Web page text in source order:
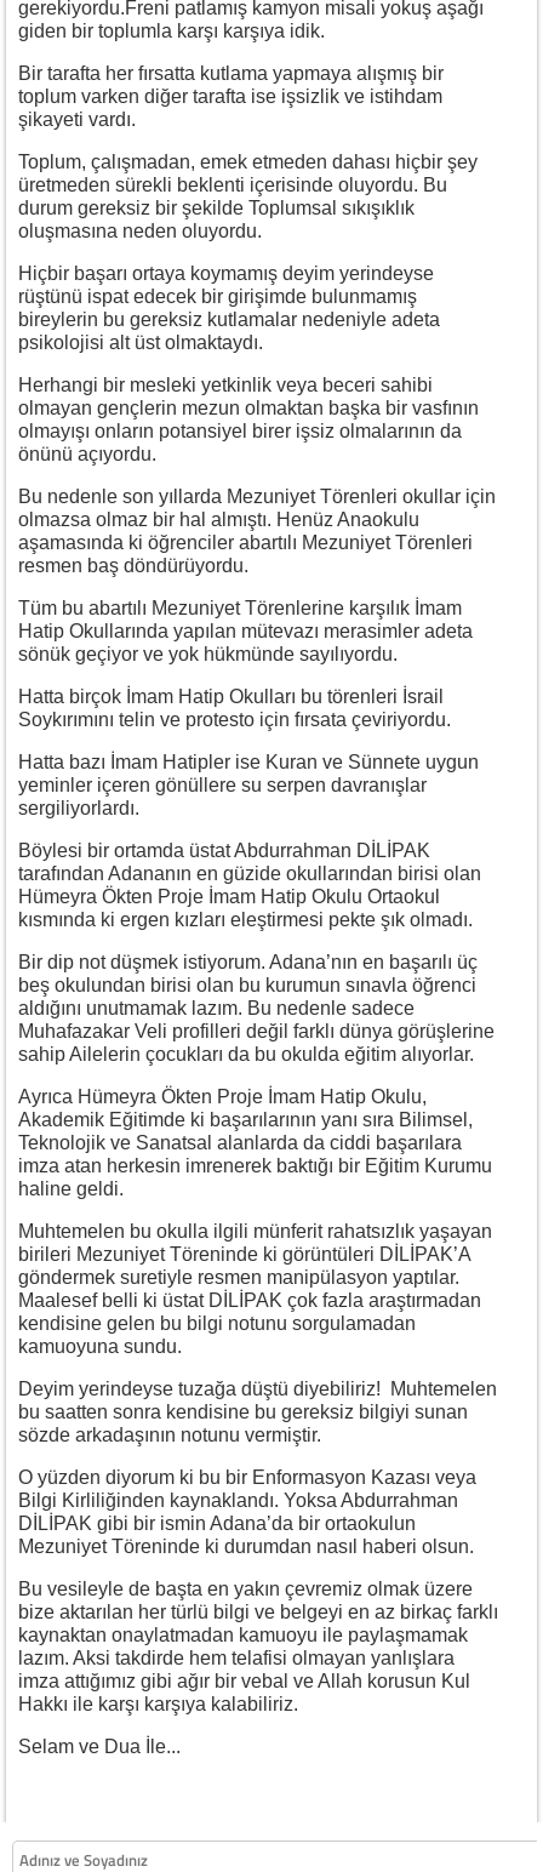
gerekiyordu.Freni patlamış kamyon misali yokuş aşağı
giden bir toplumla karşı karşıya idik.
Bir tarafta her fırsatta kutlama yapmaya alışmış bir
toplum varken diğer tarafta ise işsizlik ve istihdam
şikayeti vardı.
Toplum, çalışmadan, emek etmeden dahası hiçbir şey
üretmeden sürekli beklenti içerisinde oluyordu. Bu
durum gereksiz bir şekilde Toplumsal sıkışıklık
oluşmasına neden oluyordu.
Hiçbir başarı ortaya koymamış deyim yerindeyse
rüştünü ispat edecek bir girişimde bulunmamış
bireylerin bu gereksiz kutlamalar nedeniyle adeta
psikolojisi alt üst olmaktaydı.
Herhangi bir mesleki yetkinlik veya beceri sahibi
olmayan gençlerin mezun olmaktan başka bir vasfının
olmayışı onların potansiyel birer işsiz olmalarının da
önünü açıyordu.
Bu nedenle son yıllarda Mezuniyet Törenleri okullar için
olmazsa olmaz bir hal almıştı. Henüz Anaokulu
aşamasında ki öğrenciler abartılı Mezuniyet Törenleri
resmen baş döndürüyordu.
Tüm bu abartılı Mezuniyet Törenlerine karşılık İmam
Hatip Okullarında yapılan mütevazı merasimler adeta
sönük geçiyor ve yok hükmünde sayılıyordu.
Hatta birçok İmam Hatip Okulları bu törenleri İsrail
Soykırımını telin ve protesto için fırsata çeviriyordu.
Hatta bazı İmam Hatipler ise Kuran ve Sünnete uygun
yeminler içeren gönüllere su serpen davranışlar
sergiliyorlardı.
Böylesi bir ortamda üstat Abdurrahman DİLİPAK
tarafından Adananın en güzide okullarından birisi olan
Hümeyra Ökten Proje İmam Hatip Okulu Ortaokul
kısmında ki ergen kızları eleştirmesi pekte şık olmadı.
Bir dip not düşmek istiyorum. Adana’nın en başarılı üç
beş okulundan birisi olan bu kurumun sınavla öğrenci
aldığını unutmamak lazım. Bu nedenle sadece
Muhafazakar Veli profilleri değil farklı dünya görüşlerine
sahip Ailelerin çocukları da bu okulda eğitim alıyorlar.
Ayrıca Hümeyra Ökten Proje İmam Hatip Okulu,
Akademik Eğitimde ki başarılarının yanı sıra Bilimsel,
Teknolojik ve Sanatsal alanlarda da ciddi başarılara
imza atan herkesin imrenerek baktığı bir Eğitim Kurumu
haline geldi.
Muhtemelen bu okulla ilgili münferit rahatsızlık yaşayan
birileri Mezuniyet Töreninde ki görüntüleri DİLİPAK’A
göndermek suretiyle resmen manipülasyon yaptılar.
Maalesef belli ki üstat DİLİPAK çok fazla araştırmadan
kendisine gelen bu bilgi notunu sorgulamadan
kamuoyuna sundu.
Deyim yerindeyse tuzağa düştü diyebiliriz! Muhtemelen
bu saatten sonra kendisine bu gereksiz bilgiyi sunan
sözde arkadaşının notunu vermiştir.
O yüzden diyorum ki bu bir Enformasyon Kazası veya
Bilgi Kirliliğinden kaynaklandı. Yoksa Abdurrahman
DİLİPAK gibi bir ismin Adana’da bir ortaokulun
Mezuniyet Töreninde ki durumdan nasıl haberi olsun.
Bu vesileyle de başta en yakın çevremiz olmak üzere
bize aktarılan her türlü bilgi ve belgeyi en az birkaç farklı
kaynaktan onaylatmadan kamuoyu ile paylaşmamak
lazım. Aksi takdirde hem telafisi olmayan yanlışlara
imza attığımız gibi ağır bir vebal ve Allah korusun Kul
Hakkı ile karşı karşıya kalabiliriz.
Selam ve Dua İle...